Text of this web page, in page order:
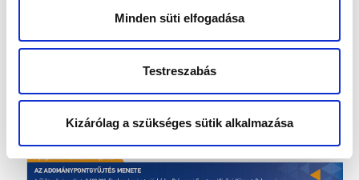
Minden süti elfogadása
Testreszabás
Kizárólag a szükséges sütik alkalmazása